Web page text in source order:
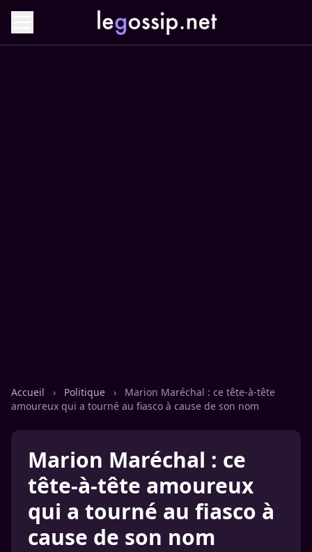
Accueil › Politique ›
Marion Maréchal : ce tête-à-tête
amoureux qui a tourné au fiasco à cause de son nom
Marion Maréchal : ce
tête-à-tête amoureux
qui a tourné au fiasco à
cause de son nom